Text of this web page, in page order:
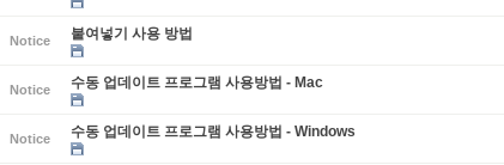
Notice 붙여넣기 사용 방법
Notice 수동 업데이트 프로그램 사용방법 - Mac
Notice 수동 업데이트 프로그램 사용방법 - Windows